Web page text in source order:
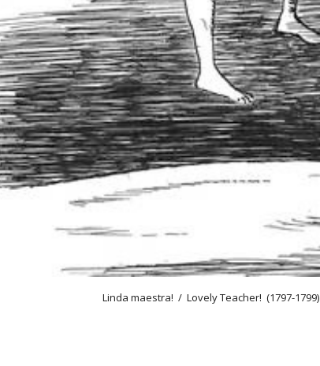
Linda maestra! / Lovely Teacher! (1797-1799)